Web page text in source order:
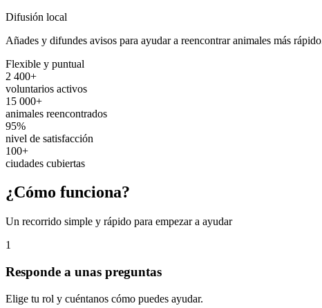
Difusión local
Añades y difundes avisos para ayudar a reencontrar animales más
Flexible y puntual
2 400+
voluntarios activos
15 000+
animales reencontrados
95%
nivel de satisfacción
100+
ciudades cubiertas
¿Cómo funciona?
Un recorrido simple y rápido para empezar a ayudar
1
Responde a unas preguntas
Elige tu rol y cuéntanos cómo puedes ayudar.